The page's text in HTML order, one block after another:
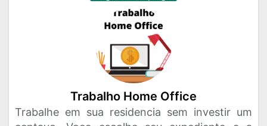
Trabalho Home Office
Trabalhe em sua residencia sem investir um